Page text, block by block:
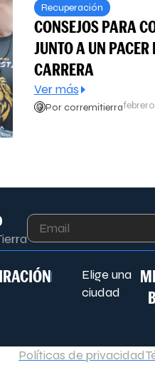
Recuperación
CONSEJOS PARA
JUNTO A UN PACER
CARRERA
Ver más
Por corremitierra
Elige una
ciudad
Políticas de privacidad